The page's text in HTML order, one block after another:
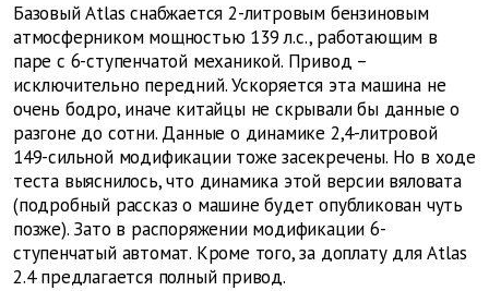
Базовый Atlas снабжается 2-литровым бензиновым
атмосферником мощностью 139 л.с., работающим в
паре с 6-ступенчатой механикой. Привод –
исключительно передний. Ускоряется эта машина не
очень бодро, иначе китайцы не скрывали бы данные о
разгоне до сотни. Данные о динамике 2,4-литровой
149-сильной модификации тоже засекречены. Но в ходе
теста выяснилось, что динамика этой версии вяловата
(подробный рассказ о машине будет опубликован чуть
позже). Зато в распоряжении модификации 6-
ступенчатый автомат. Кроме того, за доплату для Atlas
2.4 предлагается полный привод.